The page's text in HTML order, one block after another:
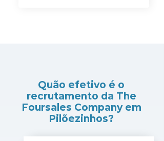
Quão efetivo é o
recrutamento da The
Foursales Company em
Pilõezinhos?